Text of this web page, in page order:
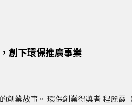
創下環保推廣事業
Cat 姐）在2017年，偶